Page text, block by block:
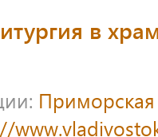
в